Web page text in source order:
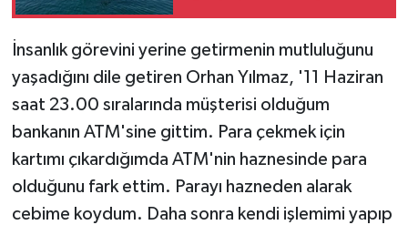
İnsanlık görevini yerine getirmenin mutluluğunu
yaşadığını dile getiren Orhan Yılmaz, '11 Haziran
saat 23.00 sıralarında müşterisi olduğum
bankanın ATM'sine gittim. Para çekmek için
kartımı çıkardığımda ATM'nin haznesinde para
olduğunu fark ettim. Parayı hazneden alarak
cebime koydum. Daha sonra kendi işlemimi yapıp